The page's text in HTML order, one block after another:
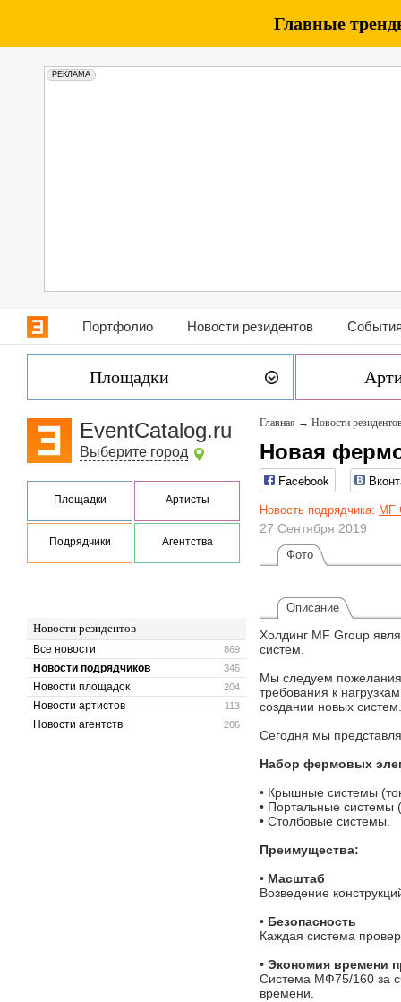
РЕКЛАМА
Главные
Портфолио Новости резидентов
Площадки
EventCatalog.ru
Выберите город
Площадки Артисты
Подрядчики Агентства
Новости резидентов
869
Все новости
346
Новости подрядчиков
204
Новости площадок
113
Новости артистов
206
Новости агентств
Главная → Новости
Новая
Facebook
Новость подрядчика: MF
27 Сентября 2019
Фото
Описание
Холдинг MF Group
систем.
Мы следуем
требования к
создании новых систем.
Сегодня мы
Набор фермовых
• Крышные системы
• Портальные
• Столбовые системы.
Преимущества:
• Масштаб
Возведение
• Безопасность
Каждая система
• Экономия времени
Система МФ75/160 за
времени.